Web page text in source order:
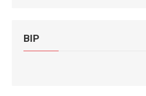
BIP